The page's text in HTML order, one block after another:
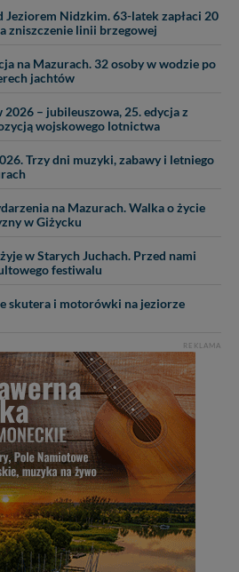
Jeziorem Nidzkim. 63-latek zapłaci 20
zniszczenie linii brzegowej
na Mazurach. 32 osoby w wodzie po
jachtów
– jubileuszowa, 25. edycja z
wojskowego lotnictwa
Trzy dni muzyki, zabawy i letniego
na Mazurach. Walka o życie
w Giżycku
w Starych Juchach. Przed nami
festiwalu
skutera i motorówki na jeziorze
REKLAMA